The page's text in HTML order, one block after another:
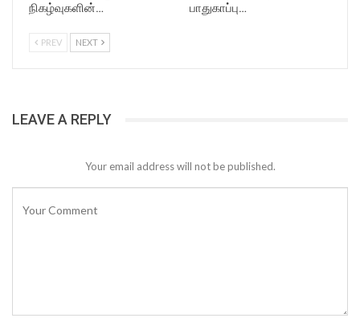
நிகழ்வுகளின்…
பாதுகாப்பு…
PREV NEXT
LEAVE A REPLY
Your email address will not be published.